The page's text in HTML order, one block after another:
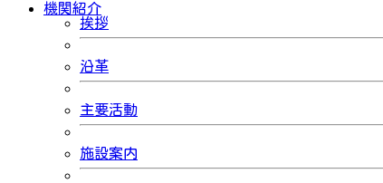
機関紹介
挨拶
沿革
主要活動
施設案内